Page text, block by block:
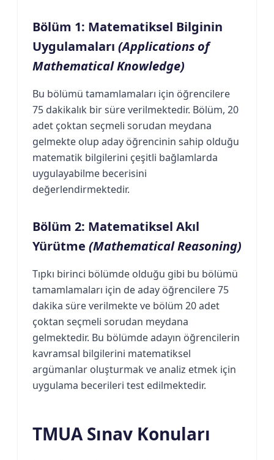
Bölüm 1: Matematiksel Bilginin
Uygulamaları (Applications of
Mathematical Knowledge)
Bu bölümü tamamlamaları için öğrencilere
75 dakikalık bir süre verilmektedir. Bölüm, 20
adet çoktan seçmeli sorudan meydana
gelmekte olup aday öğrencinin sahip olduğu
matematik bilgilerini çeşitli bağlamlarda
uygulayabilme becerisini
değerlendirmektedir.
Bölüm 2: Matematiksel Akıl
Yürütme (Mathematical Reasoning)
Tıpkı birinci bölümde olduğu gibi bu bölümü
tamamlamaları için de aday öğrencilere 75
dakika süre verilmekte ve bölüm 20 adet
çoktan seçmeli sorudan meydana
gelmektedir. Bu bölümde adayın öğrencilerin
kavramsal bilgilerini matematiksel
argümanlar oluşturmak ve analiz etmek için
uygulama becerileri test edilmektedir.
TMUA Sınav Konuları